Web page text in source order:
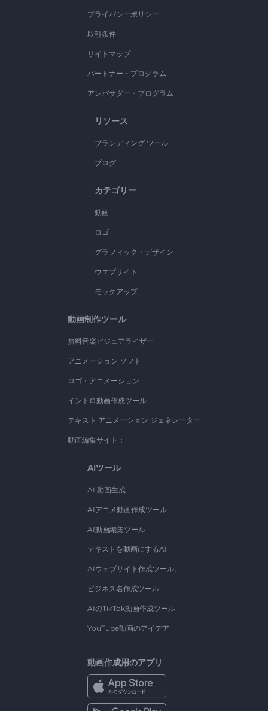
プライバシーポリシー
取引条件
サイトマップ
パートナー・プログラム
アンバサダー・プログラム
リソース
ブランディング ツール
ブログ
カテゴリー
動画
ロゴ
グラフィック・デザイン
ウエブサイト
モックアップ
動画制作ツール
無料音楽ビジュアライザー
アニメーション ソフト
ロゴ・アニメーション
イントロ動画作成ツール
テキスト アニメーション ジェネレーター
動画編集サイト：
AIツール
AI 動画生成
AIアニメ動画作成ツール
AI動画編集ツール
テキストを動画にするAI
AIウェブサイト作成ツール。
ビジネス名作成ツール
AIのTikTok動画作成ツール
YouTube動画のアイデア
動画作成用のアプリ